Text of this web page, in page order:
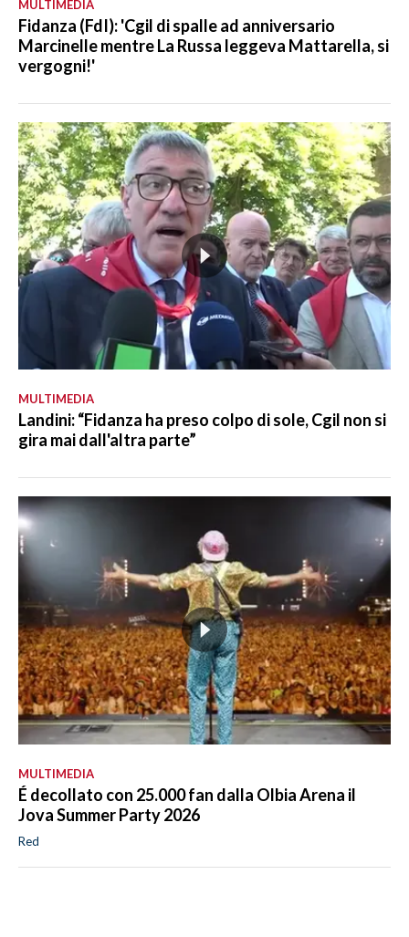
MULTIMEDIA
Fidanza (FdI): 'Cgil di spalle ad anniversario
Marcinelle mentre La Russa leggeva Mattarella, si
vergogni!'
MULTIMEDIA
Landini: “Fidanza ha preso colpo di sole, Cgil non si
gira mai dall'altra parte”
MULTIMEDIA
É decollato con 25.000 fan dalla Olbia Arena il
Jova Summer Party 2026
Red